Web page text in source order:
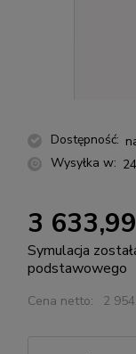
Dostępność:
Wysyłka w:
3
Symulacja
podstawowego
Cena netto: 2